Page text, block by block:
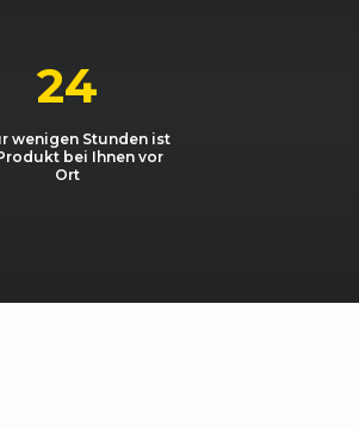
24
wenigen Stunden ist
bei Ihnen vor
Ort